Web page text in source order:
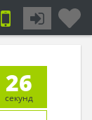
26
секунд